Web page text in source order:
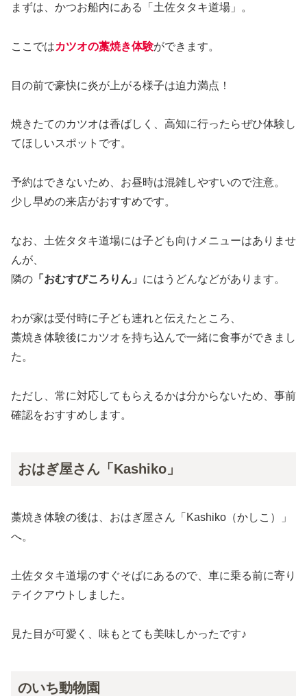
まずは、かつお船内にある「土佐タタキ道場」。
ここではカツオの藁焼き体験ができます。
目の前で豪快に炎が上がる様子は迫力満点！
焼きたてのカツオは香ばしく、高知に行ったらぜひ体験し
てほしいスポットです。
予約はできないため、お昼時は混雑しやすいので注意。
少し早めの来店がおすすめです。
なお、土佐タタキ道場には子ども向けメニューはありませ
んが、
隣の 「おむすびころりん」 にはうどんなどがあります。
わが家は受付時に子ども連れと伝えたところ、
藁焼き体験後にカツオを持ち込んで一緒に食事ができまし
た。
ただし、常に対応してもらえるかは分からないため、事前
確認をおすすめします。
おはぎ屋さん「Kashiko」
藁焼き体験の後は、おはぎ屋さん「Kashiko（かしこ）」
へ。
土佐タタキ道場のすぐそばにあるので、車に乗る前に寄り
テイクアウトしました。
見た目が可愛く、味もとても美味しかったです♪
のいち動物園